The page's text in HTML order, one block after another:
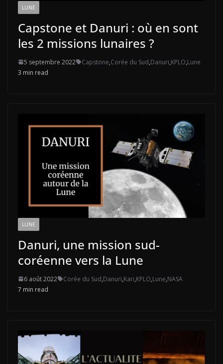
LUNE
Capstone et Danuri : où en sont
les 2 missions lunaires ?
5 septembre 2022 Capstone,Corée du Sud,Danuri,KPLO,Lune
3 min read
LUNE
Danuri, une mission sud-
coréenne vers la Lune
6 août 2022 Corée du Sud,Danuri,Kari,KPLO,Lune,NASA
7 min read